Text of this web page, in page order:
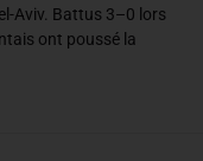
Aviv. Battus 3–0 lors
ont poussé la